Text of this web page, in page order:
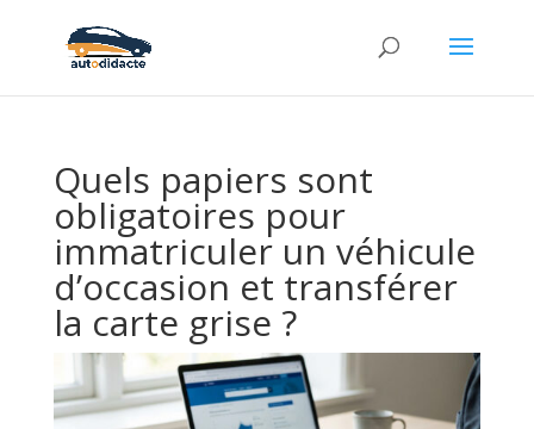
Quels papiers sont
obligatoires pour
immatriculer un véhicule
d’occasion et transférer
la carte grise ?